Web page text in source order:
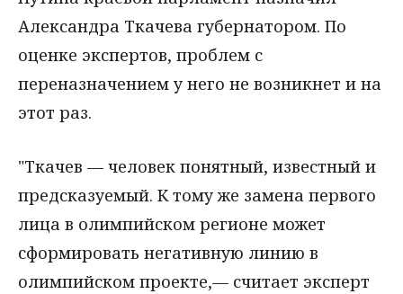
Александра Ткачева губернатором. По
оценке экспертов, проблем с
переназначением у него не возникнет и на
этот раз.
"Ткачев — человек понятный, известный и
предсказуемый. К тому же замена первого
лица в олимпийском регионе может
сформировать негативную линию в
олимпийском проекте,— считает эксперт